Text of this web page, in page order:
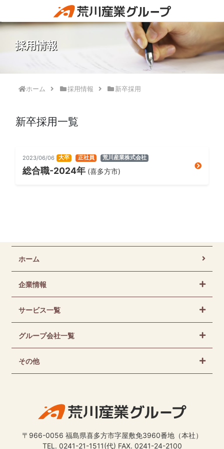
採用情報
ホーム 採用情報 新卒採用
新卒採用一覧
2023/06/06 大卒 正社員 荒川産業株式会社
総合職-2024年 (喜多方市)
ホーム
企業情報
サービス一覧
グループ会社一覧
その他
〒966-0056 福島県喜多方市字屋敷免3960番地（本社）
TEL. 0241-21-1511(代) FAX. 0241-24-2100